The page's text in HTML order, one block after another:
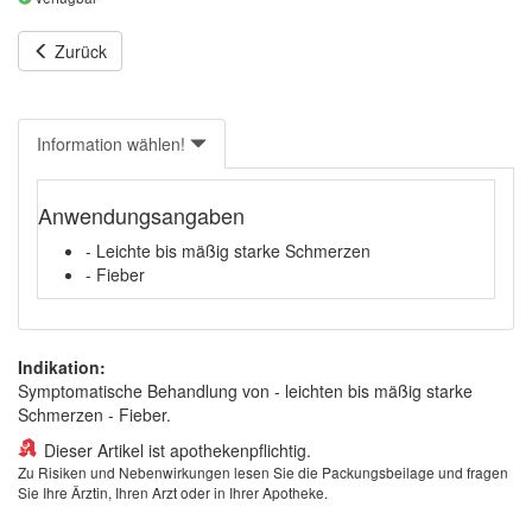
Zurück
Information wählen!
Anwendungsangaben
- Leichte bis mäßig starke Schmerzen
- Fieber
Indikation:
Symptomatische Behandlung von - leichten bis mäßig starke
Schmerzen - Fieber.
Dieser Artikel ist apothekenpflichtig.
Zu Risiken und Nebenwirkungen lesen Sie die Packungsbeilage und fragen
Sie Ihre Ärztin, Ihren Arzt oder in Ihrer Apotheke.